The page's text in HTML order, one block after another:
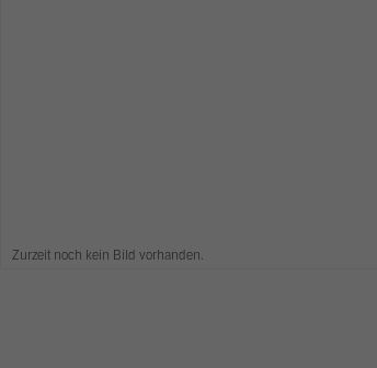
Zurzeit noch kein Bild vorhanden.